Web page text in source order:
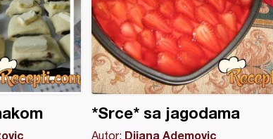
*Srce* sa jagodama
Autor: Dijana Ademovic